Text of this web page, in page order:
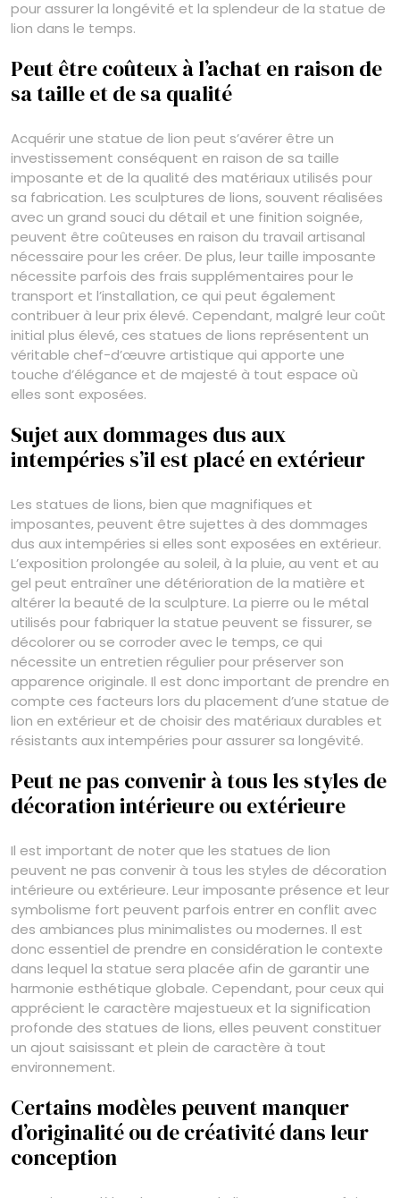
pour assurer la longévité et la splendeur de la statue de
lion dans le temps.
Peut être coûteux à l’achat en raison de
sa taille et de sa qualité
Acquérir une statue de lion peut s’avérer être un
investissement conséquent en raison de sa taille
imposante et de la qualité des matériaux utilisés pour
sa fabrication. Les sculptures de lions, souvent réalisées
avec un grand souci du détail et une finition soignée,
peuvent être coûteuses en raison du travail artisanal
nécessaire pour les créer. De plus, leur taille imposante
nécessite parfois des frais supplémentaires pour le
transport et l’installation, ce qui peut également
contribuer à leur prix élevé. Cependant, malgré leur coût
initial plus élevé, ces statues de lions représentent un
véritable chef-d’œuvre artistique qui apporte une
touche d’élégance et de majesté à tout espace où
elles sont exposées.
Sujet aux dommages dus aux
intempéries s’il est placé en extérieur
Les statues de lions, bien que magnifiques et
imposantes, peuvent être sujettes à des dommages
dus aux intempéries si elles sont exposées en extérieur.
L’exposition prolongée au soleil, à la pluie, au vent et au
gel peut entraîner une détérioration de la matière et
altérer la beauté de la sculpture. La pierre ou le métal
utilisés pour fabriquer la statue peuvent se fissurer, se
décolorer ou se corroder avec le temps, ce qui
nécessite un entretien régulier pour préserver son
apparence originale. Il est donc important de prendre en
compte ces facteurs lors du placement d’une statue de
lion en extérieur et de choisir des matériaux durables et
résistants aux intempéries pour assurer sa longévité.
Peut ne pas convenir à tous les styles de
décoration intérieure ou extérieure
Il est important de noter que les statues de lion
peuvent ne pas convenir à tous les styles de décoration
intérieure ou extérieure. Leur imposante présence et leur
symbolisme fort peuvent parfois entrer en conflit avec
des ambiances plus minimalistes ou modernes. Il est
donc essentiel de prendre en considération le contexte
dans lequel la statue sera placée afin de garantir une
harmonie esthétique globale. Cependant, pour ceux qui
apprécient le caractère majestueux et la signification
profonde des statues de lions, elles peuvent constituer
un ajout saisissant et plein de caractère à tout
environnement.
Certains modèles peuvent manquer
d’originalité ou de créativité dans leur
conception